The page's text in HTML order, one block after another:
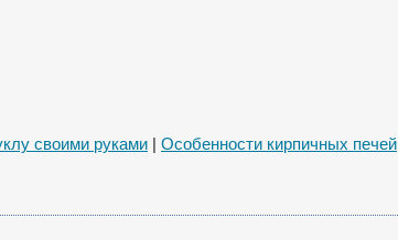
своими руками | Особенности кирпичных печей